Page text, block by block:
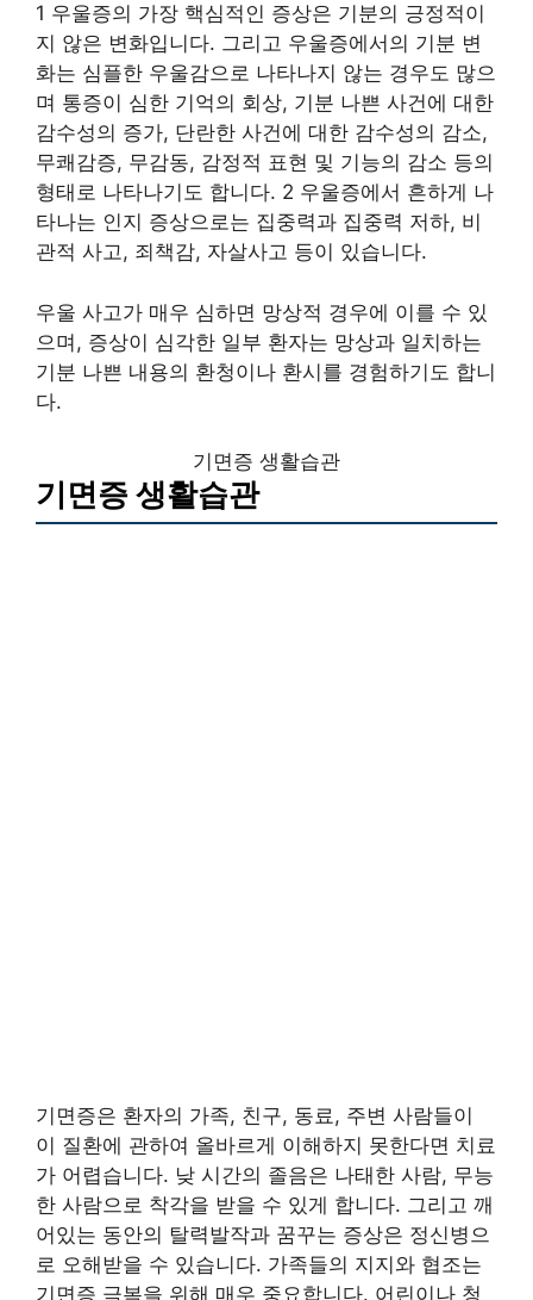
1 우울증의 가장 핵심적인 증상은 기분의 긍정적이
지 않은 변화입니다. 그리고 우울증에서의 기분 변
화는 심플한 우울감으로 나타나지 않는 경우도 많으
며 통증이 심한 기억의 회상, 기분 나쁜 사건에 대한
감수성의 증가, 단란한 사건에 대한 감수성의 감소,
무쾌감증, 무감동, 감정적 표현 및 기능의 감소 등의
형태로 나타나기도 합니다. 2 우울증에서 흔하게 나
타나는 인지 증상으로는 집중력과 집중력 저하, 비
관적 사고, 죄책감, 자살사고 등이 있습니다.
우울 사고가 매우 심하면 망상적 경우에 이를 수 있
으며, 증상이 심각한 일부 환자는 망상과 일치하는
기분 나쁜 내용의 환청이나 환시를 경험하기도 합니
다.
기면증 생활습관
기면증 생활습관
기면증은 환자의 가족, 친구, 동료, 주변 사람들이
이 질환에 관하여 올바르게 이해하지 못한다면 치료
가 어렵습니다. 낮 시간의 졸음은 나태한 사람, 무능
한 사람으로 착각을 받을 수 있게 합니다. 그리고 깨
어있는 동안의 탈력발작과 꿈꾸는 증상은 정신병으
로 오해받을 수 있습니다. 가족들의 지지와 협조는
기면증 극복을 위해 매우 중요합니다. 어린이나 청